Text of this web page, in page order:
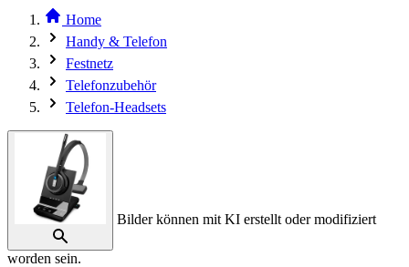
Home
Handy & Telefon
Festnetz
Telefonzubehör
Telefon-Headsets
Bilder können mit KI erstellt oder modifiziert
worden sein.